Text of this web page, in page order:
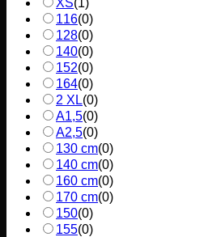
116(0)
128(0)
140(0)
152(0)
164(0)
2 XL(0)
A1,5(0)
A2,5(0)
130 cm(0)
140 cm(0)
160 cm(0)
170 cm(0)
150(0)
155(0)